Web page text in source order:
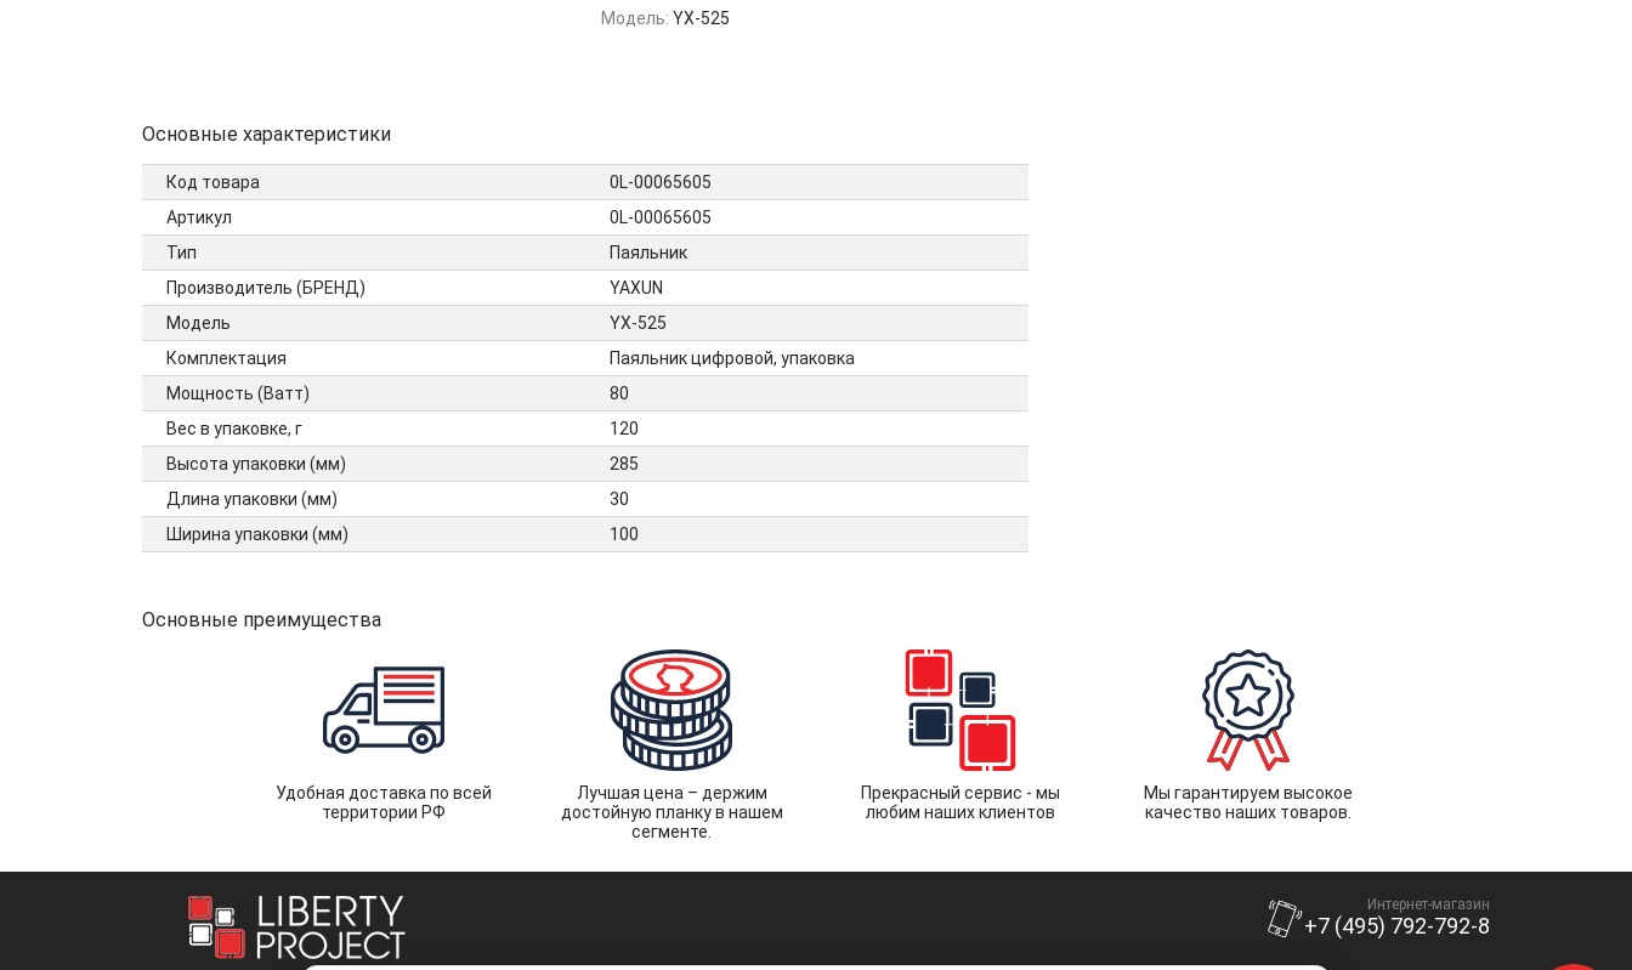
Модель: YX-525
Основные характеристики
Код товара
0L-00065605
Артикул
0L-00065605
Тип
Паяльник
Производитель (БРЕНД)
YAXUN
Модель
YX-525
Комплектация
Паяльник цифровой, упаковка
Мощность (Ватт)
80
Вес в упаковке, г
120
Высота упаковки (мм)
285
Длина упаковки (мм)
30
Ширина упаковки (мм)
100
Основные преимущества
Удобная доставка по всей
территории РФ
Лучшая цена – держим
достойную планку в нашем
сегменте.
Прекрасный сервис - мы
любим наших клиентов
Мы гарантируем высокое
качество наших товаров.
Интернет-магазин
+7 (495) 792-792-8